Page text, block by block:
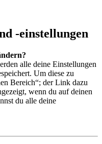
-einstellungen
alle deine Einstellungen
Um diese zu
Bereich“; der Link dazu
wenn du auf deinen
du alle deine